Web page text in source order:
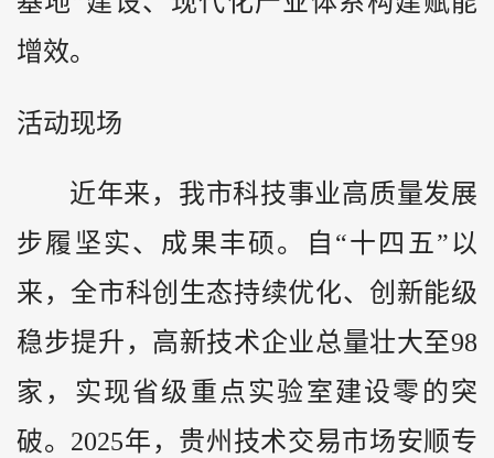
增效。
活动现场
近年来，我市科技事业高质量发展
步履坚实、成果丰硕。自“十四五”以
来，全市科创生态持续优化、创新能级
稳步提升，高新技术企业总量壮大至98
家，实现省级重点实验室建设零的突
破。2025年，贵州技术交易市场安顺专